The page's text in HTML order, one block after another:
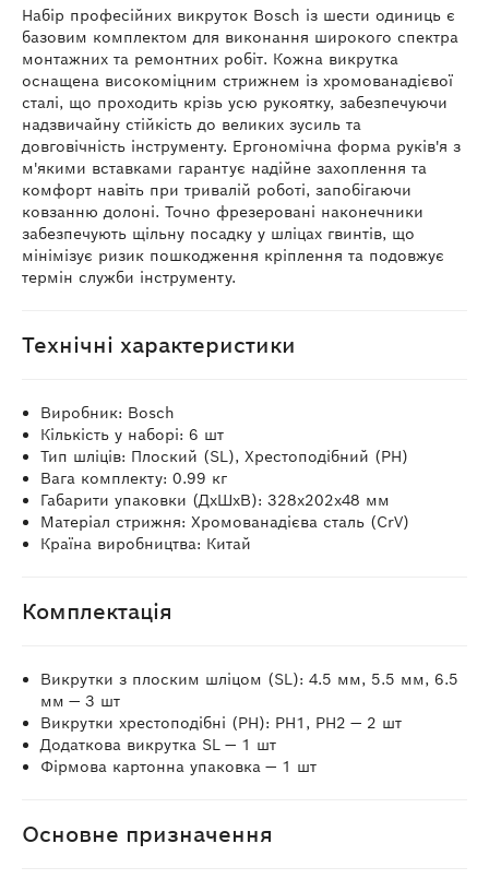
Набір професійних викруток Bosch із шести одиниць є
базовим комплектом для виконання широкого спектра
монтажних та ремонтних робіт. Кожна викрутка
оснащена високоміцним стрижнем із хромованадієвої
сталі, що проходить крізь усю рукоятку, забезпечуючи
надзвичайну стійкість до великих зусиль та
довговічність інструменту. Ергономічна форма руків'я з
м'якими вставками гарантує надійне захоплення та
комфорт навіть при тривалій роботі, запобігаючи
ковзанню долоні. Точно фрезеровані наконечники
забезпечують щільну посадку у шліцах гвинтів, що
мінімізує ризик пошкодження кріплення та подовжує
термін служби інструменту.
Технічні характеристики
Виробник: Bosch
Кількість у наборі: 6 шт
Тип шліців: Плоский (SL), Хрестоподібний (PH)
Вага комплекту: 0.99 кг
Габарити упаковки (ДхШхВ): 328х202х48 мм
Матеріал стрижня: Хромованадієва сталь (CrV)
Країна виробництва: Китай
Комплектація
Викрутки з плоским шліцом (SL): 4.5 мм, 5.5 мм, 6.5
мм — 3 шт
Викрутки хрестоподібні (PH): PH1, PH2 — 2 шт
Додаткова викрутка SL — 1 шт
Фірмова картонна упаковка — 1 шт
Основне призначення